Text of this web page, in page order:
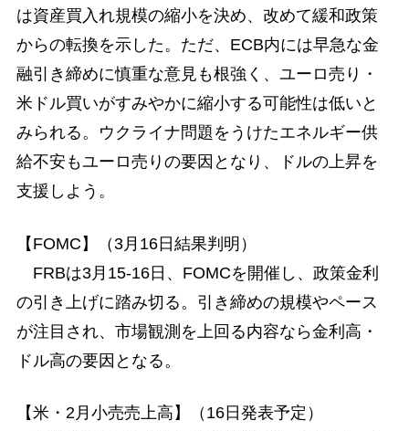
は資産買入れ規模の縮小を決め、改めて緩和政策
からの転換を示した。ただ、ECB内には早急な金
融引き締めに慎重な意見も根強く、ユーロ売り・
米ドル買いがすみやかに縮小する可能性は低いと
みられる。ウクライナ問題をうけたエネルギー供
給不安もユーロ売りの要因となり、ドルの上昇を
支援しよう。
【FOMC】（3月16日結果判明）
FRBは3月15-16日、FOMCを開催し、政策金利
の引き上げに踏み切る。引き締めの規模やペース
が注目され、市場観測を上回る内容なら金利高・
ドル高の要因となる。
【米・2月小売売上高】（16日発表予定）